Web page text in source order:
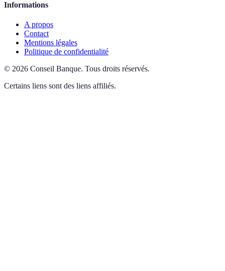
Informations
A propos
Contact
Mentions légales
Politique de confidentialité
© 2026 Conseil Banque. Tous droits réservés.
Certains liens sont des liens affiliés.